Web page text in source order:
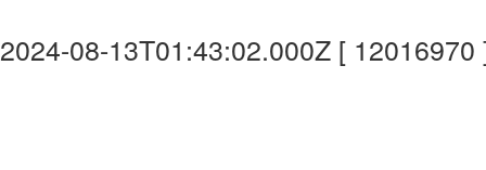
2024-08-13T01:43:02.000Z [ 12016970